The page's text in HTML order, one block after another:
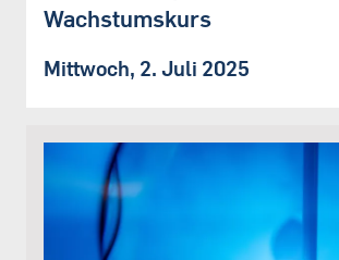
Wachstumskurs
Mittwoch, 2. Juli 2025